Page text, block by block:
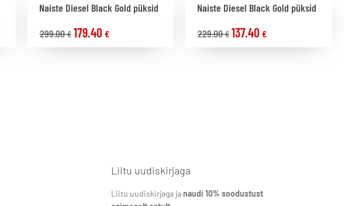
Naiste Diesel Black Gold püksid
299.00€ 179.40 €
Naiste Diesel Black Gold püksid
229.00€ 137.40€
Liitu uudiskirjaga
Liitu uudiskirjaga janaudi 10% soodustust